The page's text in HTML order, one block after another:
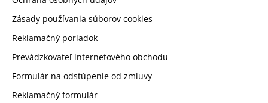
Zásady používania súborov cookies
Reklamačný poriadok
Prevádzkovateľ internetového obchodu
Formulár na odstúpenie od zmluvy
Reklamačný formulár